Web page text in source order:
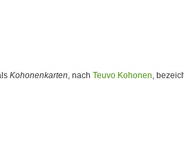
Kohonenkarten, nach Teuvo Kohonen,